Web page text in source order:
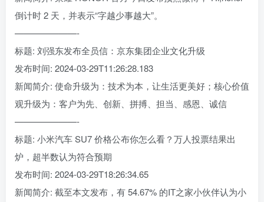
倒计时 2 天，并表示“字越少事越大”。
———————-
标题: 刘强东发布全员信：京东集团企业文化升级
发布时间: 2024-03-29T11:26:28.183
新闻简介: 使命升级为：技术为本，让生活更美好；核心价值
观升级为：客户为先、创新、拼搏、担当、感恩、诚信
———————-
标题: 小米汽车 SU7 价格公布你怎么看？万人投票结果出
炉，超半数认为符合预期
发布时间: 2024-03-29T18:26:34.65
新闻简介: 截至本文发布，有 54.67% 的IT之家小伙伴认为小